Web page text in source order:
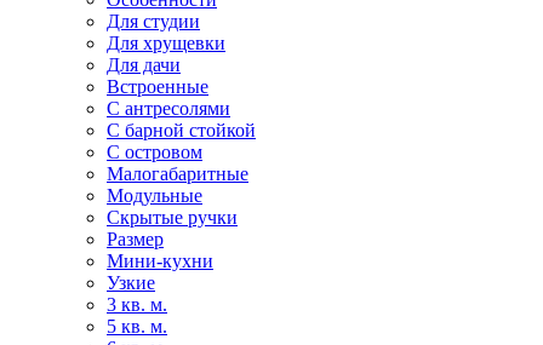
Для студии
Для хрущевки
Для дачи
Встроенные
С антресолями
С барной стойкой
С островом
Малогабаритные
Модульные
Скрытые ручки
Размер
Мини-кухни
Узкие
3 кв. м.
5 кв. м.